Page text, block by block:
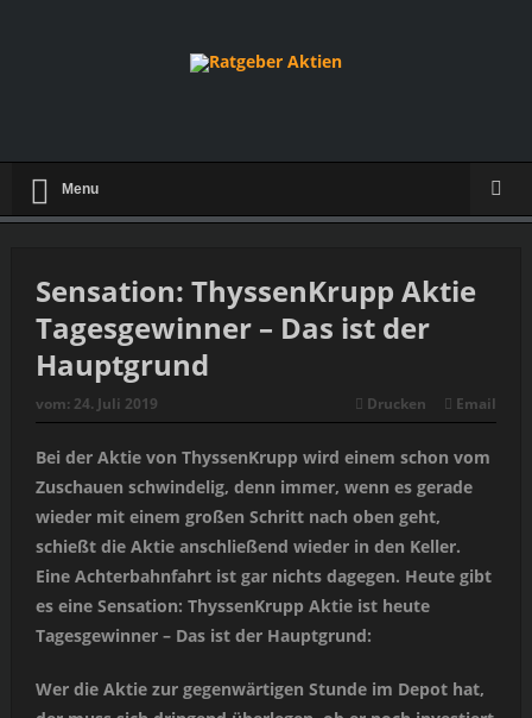
Menu
Sensation: ThyssenKrupp Aktie
Tagesgewinner – Das ist der
Hauptgrund
vom: 24. Juli 2019 Drucken Email
Bei der Aktie von ThyssenKrupp wird einem schon vom
Zuschauen schwindelig, denn immer, wenn es gerade
wieder mit einem großen Schritt nach oben geht,
schießt die Aktie anschließend wieder in den Keller.
Eine Achterbahnfahrt ist gar nichts dagegen. Heute gibt
es eine Sensation: ThyssenKrupp Aktie ist heute
Tagesgewinner – Das ist der Hauptgrund:
Wer die Aktie zur gegenwärtigen Stunde im Depot hat,